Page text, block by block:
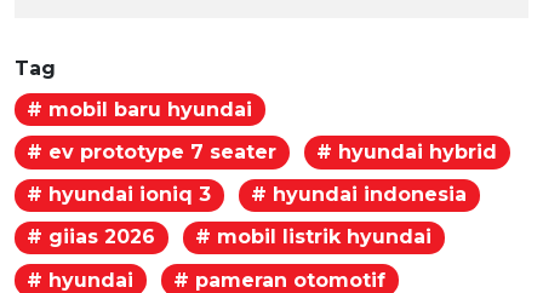
Tag
# mobil baru hyundai
# ev prototype 7 seater
# hyundai hybrid
# hyundai ioniq 3
# hyundai indonesia
# giias 2026
# mobil listrik hyundai
# hyundai
# pameran otomotif